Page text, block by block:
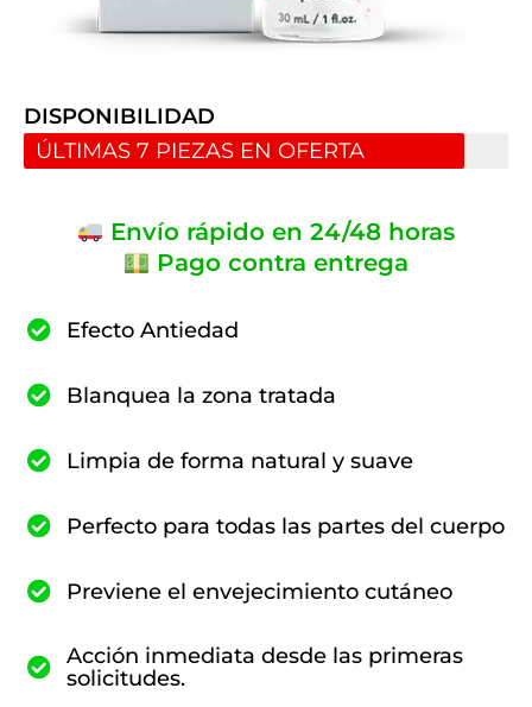
DISPONIBILIDAD
ÚLTIMAS 7 PIEZAS EN OFERTA
Envío rápido en 24/48 horas
Pago contra entrega
Efecto Antiedad
Blanquea la zona tratada
Limpia de forma natural y suave
Perfecto para todas las partes del cuerpo
Previene el envejecimiento cutáneo
Acción inmediata desde las primeras
solicitudes.